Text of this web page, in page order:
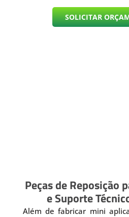
SOLICITAR
Peças de Reposição
e Suporte
Além de fabricar mini